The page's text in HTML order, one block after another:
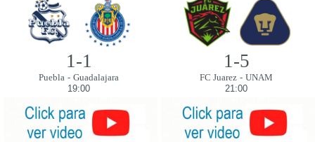
1-1
Puebla - Guadalajara
19:00
1-5
FC Juarez - UNAM
21:00